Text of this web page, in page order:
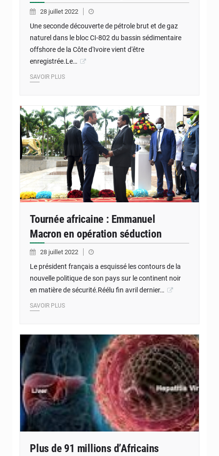
28 juillet 2022
Une seconde découverte de pétrole brut et de gaz
naturel dans le bloc CI-802 du bassin sédimentaire
offshore de la Côte d'Ivoire vient d'être
enregistrée.Le…
SAVOIR PLUS
Tournée africaine : Emmanuel
Macron en opération séduction
28 juillet 2022
Le président français a esquissé les contours de la
nouvelle politique de son pays sur le continent noir
en matière de sécurité.Réélu fin avril dernier…
SAVOIR PLUS
Plus de 91 millions d’Africains